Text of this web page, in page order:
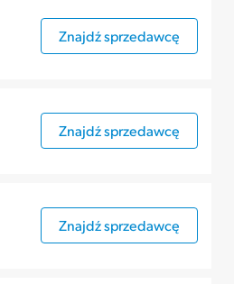
Znajdź sprzedawcę
Znajdź sprzedawcę
Znajdź sprzedawcę